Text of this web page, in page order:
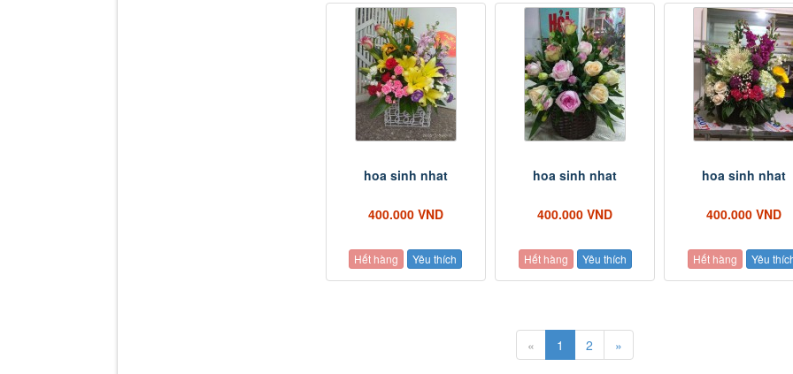
hoa sinh nhat
400.000 VND
Hết hàng Yêu thích
hoa sinh nhat
400.000 VND
Hết hàng Yêu thích
hoa sinh nhat
400.000 VND
Hết hàng Yêu
« 1 2 »